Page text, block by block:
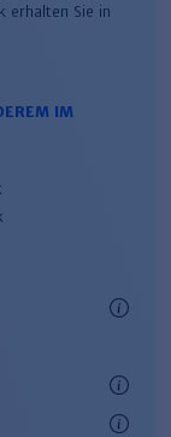
erhalten Sie in
IM